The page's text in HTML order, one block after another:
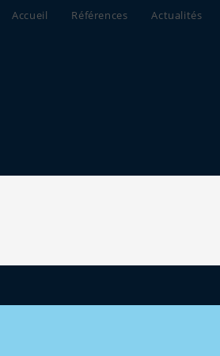
Accueil Références Actualités